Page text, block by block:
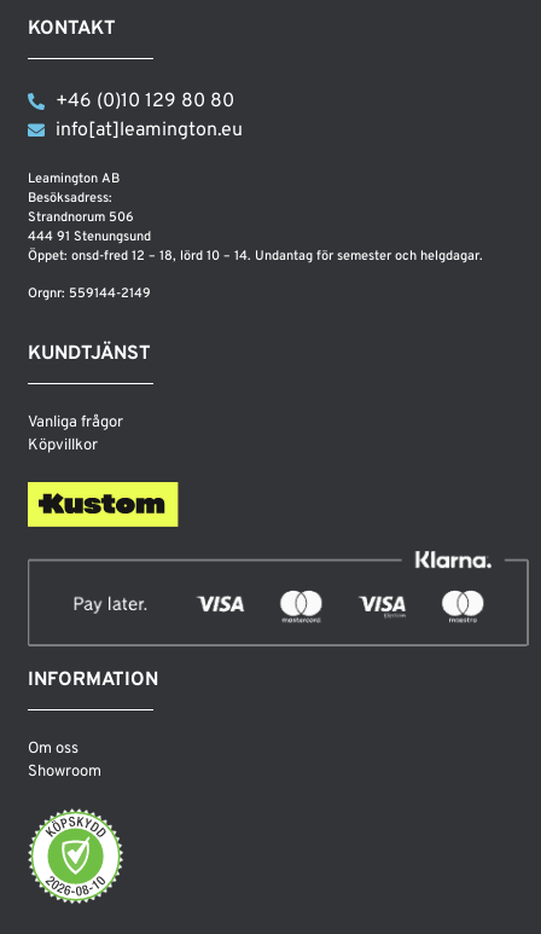
KONTAKT
+46 (0)10 129 80 80
info[at]leamington.eu
Leamington AB
Besöksadress:
Strandnorum 506
444 91 Stenungsund
Öppet: onsd-fred 12 – 18, lörd 10 – 14. Undantag för semester och helgdagar.
Orgnr: 559144-2149
KUNDTJÄNST
Vanliga frågor
Köpvillkor
INFORMATION
Om oss
Showroom